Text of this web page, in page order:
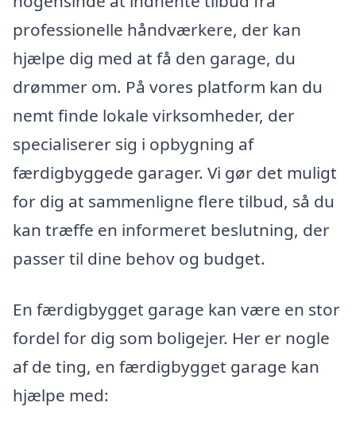
professionelle håndværkere, der kan
hjælpe dig med at få den garage, du
drømmer om. På vores platform kan du
nemt finde lokale virksomheder, der
specialiserer sig i opbygning af
færdigbyggede garager. Vi gør det muligt
for dig at sammenligne flere tilbud, så du
kan træffe en informeret beslutning, der
passer til dine behov og budget.
En færdigbygget garage kan være en stor
fordel for dig som boligejer. Her er nogle
af de ting, en færdigbygget garage kan
hjælpe med: